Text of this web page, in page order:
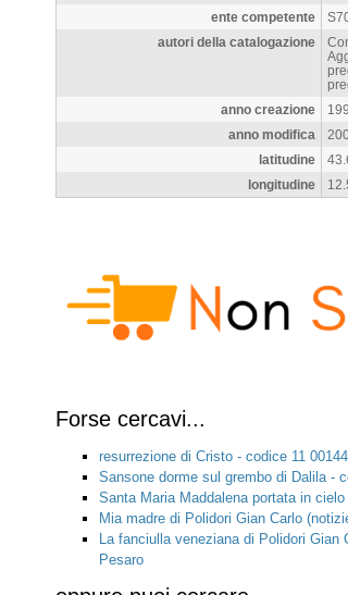
ente competente
autori della catalogazione
anno creazione
anno modifica
latitudine
longitudine
Forse cercavi...
resurrezione di Cristo - codice 11
Sansone dorme sul grembo di Dalila -
Santa Maria Maddalena portata in
Mia madre di Polidori Gian Carlo
La fanciulla veneziana di Polidori
Pesaro